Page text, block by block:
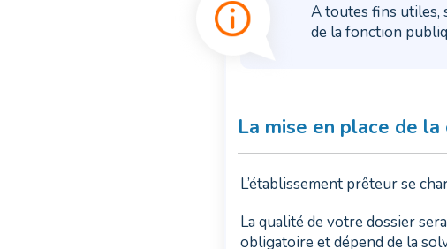
A toutes fins utiles,
de la fonction
La mise en place de la
L’établissement prêteur se
La qualité de votre dossier
obligatoire et dépend de la